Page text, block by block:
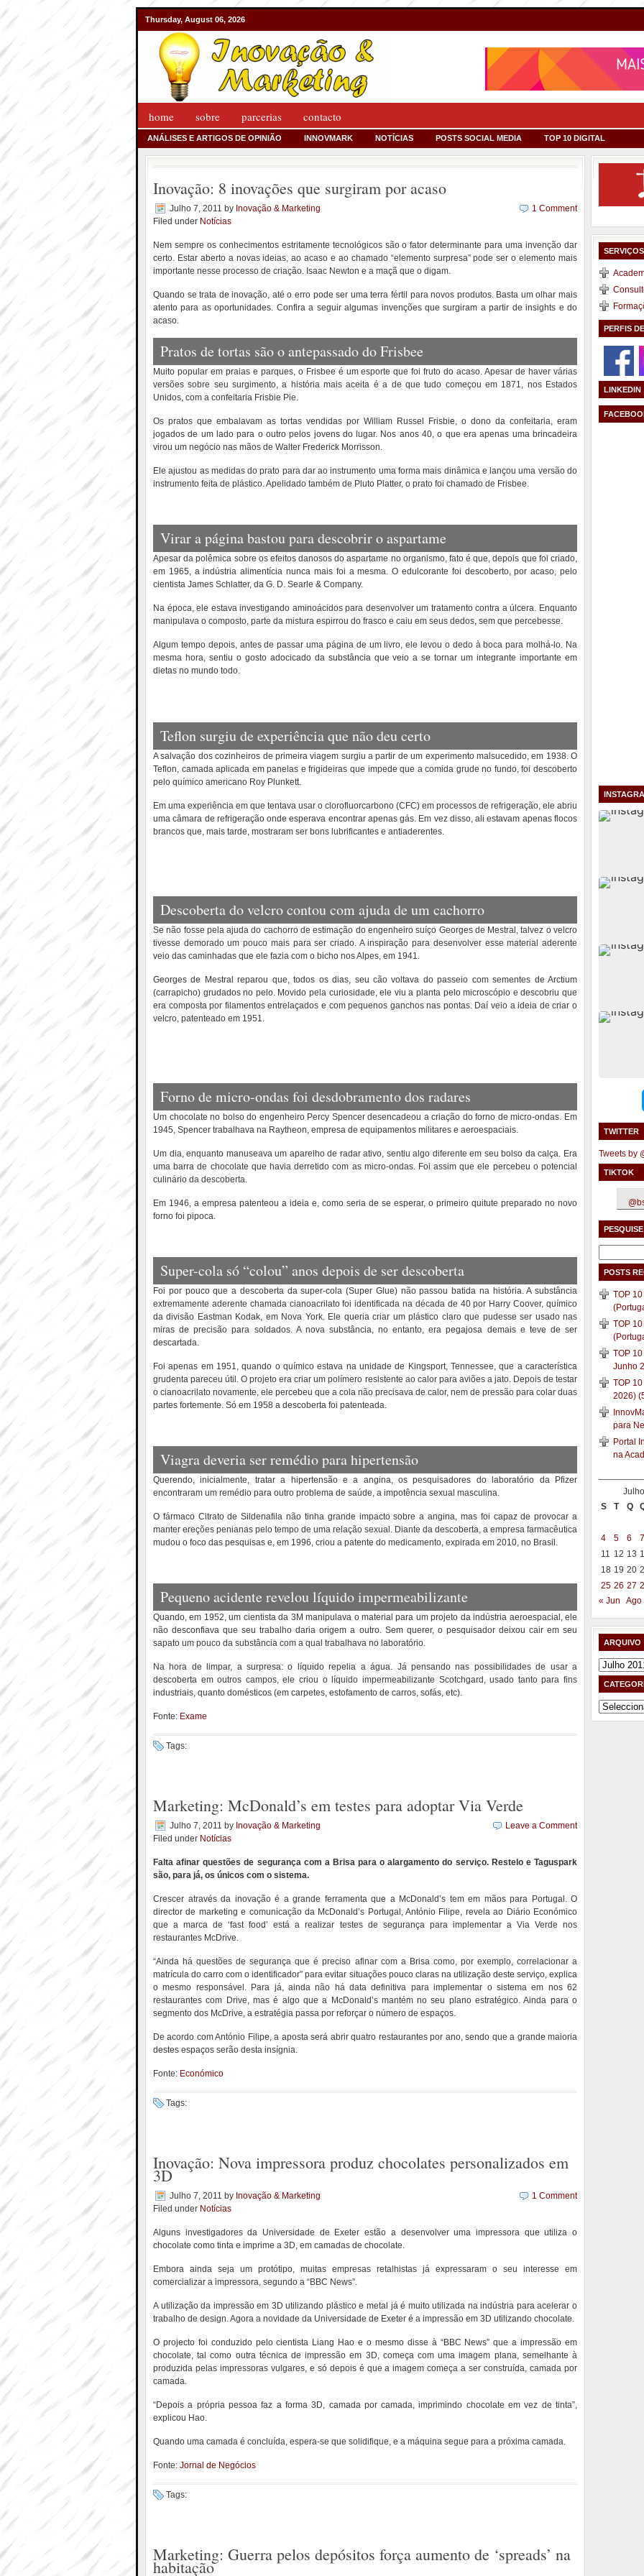
Thursday, August 06, 2026
home sobre parcerias contacto
ANÁLISES E ARTIGOS DE OPINIÃO INNOVMARK NOTÍCIAS POSTS SOCIAL MEDIA TOP 10 DIGITAL
Inovação: 8 inovações que surgiram por acaso
Julho 7, 2011 by Inovação & Marketing
Filed under Notícias
1 Comment
Nem sempre os conhecimentos estritamente tecnológicos são o fator determinante para uma invenção dar
certo. Estar aberto a novas ideias, ao acaso e ao chamado “elemento surpresa” pode ser o elemento mais
importante nesse processo de criação. Isaac Newton e a maçã que o digam.
Quando se trata de inovação, até o erro pode ser uma terra fértil para novos produtos. Basta um olhar mais
atento para as oportunidades. Confira a seguir algumas invenções que surgiram a partir de insights e do
acaso.
Pratos de tortas são o antepassado do Frisbee
Muito popular em praias e parques, o Frisbee é um esporte que foi fruto do acaso. Apesar de haver várias
versões sobre seu surgimento, a história mais aceita é a de que tudo começou em 1871, nos Estados
Unidos, com a confeitaria Frisbie Pie.
Os pratos que embalavam as tortas vendidas por William Russel Frisbie, o dono da confeitaria, eram
jogados de um lado para o outro pelos jovens do lugar. Nos anos 40, o que era apenas uma brincadeira
virou um negócio nas mãos de Walter Frederick Morrisson.
Ele ajustou as medidas do prato para dar ao instrumento uma forma mais dinâmica e lançou uma versão do
instrumento feita de plástico. Apelidado também de Pluto Platter, o prato foi chamado de Frisbee.
Virar a página bastou para descobrir o aspartame
Apesar da polêmica sobre os efeitos danosos do aspartame no organismo, fato é que, depois que foi criado,
em 1965, a indústria alimentícia nunca mais foi a mesma. O edulcorante foi descoberto, por acaso, pelo
cientista James Schlatter, da G. D. Searle & Company.
Na época, ele estava investigando aminoácidos para desenvolver um tratamento contra a úlcera. Enquanto
manipulava o composto, parte da mistura espirrou do frasco e caiu em seus dedos, sem que percebesse.
Algum tempo depois, antes de passar uma página de um livro, ele levou o dedo à boca para molhá-lo. Na
mesma hora, sentiu o gosto adocicado da substância que veio a se tornar um integrante importante em
dietas no mundo todo.
Teflon surgiu de experiência que não deu certo
A salvação dos cozinheiros de primeira viagem surgiu a partir de um experimento malsucedido, em 1938. O
Teflon, camada aplicada em panelas e frigideiras que impede que a comida grude no fundo, foi descoberto
pelo químico americano Roy Plunkett.
Em uma experiência em que tentava usar o clorofluorcarbono (CFC) em processos de refrigeração, ele abriu
uma câmara de refrigeração onde esperava encontrar apenas gás. Em vez disso, ali estavam apenas flocos
brancos que, mais tarde, mostraram ser bons lubrificantes e antiaderentes.
Descoberta do velcro contou com ajuda de um cachorro
Se não fosse pela ajuda do cachorro de estimação do engenheiro suíço Georges de Mestral, talvez o velcro
tivesse demorado um pouco mais para ser criado. A inspiração para desenvolver esse material aderente
veio das caminhadas que ele fazia com o bicho nos Alpes, em 1941.
Georges de Mestral reparou que, todos os dias, seu cão voltava do passeio com sementes de Arctium
(carrapicho) grudados no pelo. Movido pela curiosidade, ele viu a planta pelo microscópio e descobriu que
era composta por filamentos entrelaçados e com pequenos ganchos nas pontas. Daí veio a ideia de criar o
velcro, patenteado em 1951.
Forno de micro-ondas foi desdobramento dos radares
Um chocolate no bolso do engenheiro Percy Spencer desencadeou a criação do forno de micro-ondas. Em
1945, Spencer trabalhava na Raytheon, empresa de equipamentos militares e aeroespaciais.
Um dia, enquanto manuseava um aparelho de radar ativo, sentiu algo diferente em seu bolso da calça. Era
uma barra de chocolate que havia derretido com as micro-ondas. Foi assim que ele percebeu o potencial
culinário da descoberta.
Em 1946, a empresa patenteou a ideia e, como seria de se esperar, o primeiro quitute preparado no novo
forno foi pipoca.
Super-cola só “colou” anos depois de ser descoberta
Foi por pouco que a descoberta da super-cola (Super Glue) não passou batida na história. A substância
extremamente aderente chamada cianoacrilato foi identificada na década de 40 por Harry Coover, químico
da divisão Eastman Kodak, em Nova York. Ele queria criar um plástico claro que pudesse ser usado nas
miras de precisão para soldados. A nova substância, no entanto, era pegajosa demais e teve de ser
descartada.
Foi apenas em 1951, quando o químico estava na unidade de Kingsport, Tennessee, que a característica
grudenta pareceu útil. O projeto era criar um polímero resistente ao calor para aviões a jato. Depois de testar
o cianoacrilato novamente, ele percebeu que a cola não precisava de calor, nem de pressão para colar duas
partes fortemente. Só em 1958 a descoberta foi patenteada.
Viagra deveria ser remédio para hipertensão
Querendo, inicialmente, tratar a hipertensão e a angina, os pesquisadores do laboratório da Pfizer
encontraram um remédio para outro problema de saúde, a impotência sexual masculina.
O fármaco Citrato de Sildenafila não tinha grande impacto sobre a angina, mas foi capaz de provocar a
manter ereções penianas pelo tempo de uma relação sexual. Diante da descoberta, a empresa farmacêutica
mudou o foco das pesquisas e, em 1996, criou a patente do medicamento, expirada em 2010, no Brasil.
Pequeno acidente revelou líquido impermeabilizante
Quando, em 1952, um cientista da 3M manipulava o material para um projeto da indústria aeroespacial, ele
não desconfiava que seu trabalho daria origem a outro. Sem querer, o pesquisador deixou cair em seu
sapato um pouco da substância com a qual trabalhava no laboratório.
Na hora de limpar, a surpresa: o líquido repelia a água. Já pensando nas possibilidades de usar a
descoberta em outros campos, ele criou o líquido impermeabilizante Scotchgard, usado tanto para fins
industriais, quanto domésticos (em carpetes, estofamento de carros, sofás, etc).
Fonte: Exame
Tags:
Marketing: McDonald’s em testes para adoptar Via Verde
Julho 7, 2011 by Inovação & Marketing
Filed under Notícias
Leave a Comment
Falta afinar questões de segurança com a Brisa para o alargamento do serviço. Restelo e Taguspark
são, para já, os únicos com o sistema.
Crescer através da inovação é a grande ferramenta que a McDonald’s tem em mãos para Portugal. O
director de marketing e comunicação da McDonald’s Portugal, António Filipe, revela ao Diário Económico
que a marca de ‘fast food’ está a realizar testes de segurança para implementar a Via Verde nos
restaurantes McDrive.
“Ainda há questões de segurança que é preciso afinar com a Brisa como, por exemplo, correlacionar a
matrícula do carro com o identificador” para evitar situações pouco claras na utilização deste serviço, explica
o mesmo responsável. Para já, ainda não há data definitiva para implementar o sistema em nos 62
restaurantes com Drive, mas é algo que a McDonald’s mantém no seu plano estratégico. Ainda para o
segmento dos McDrive, a estratégia passa por reforçar o número de espaços.
De acordo com António Filipe, a aposta será abrir quatro restaurantes por ano, sendo que a grande maioria
destes espaços serão desta insígnia.
Fonte: Económico
Tags:
Inovação: Nova impressora produz chocolates personalizados em
3D
Julho 7, 2011 by Inovação & Marketing
Filed under Notícias
1 Comment
Alguns investigadores da Universidade de Exeter estão a desenvolver uma impressora que utiliza o
chocolate como tinta e imprime a 3D, em camadas de chocolate.
Embora ainda seja um protótipo, muitas empresas retalhistas já expressaram o seu interesse em
comercializar a impressora, segundo a “BBC News”.
A utilização da impressão em 3D utilizando plástico e metal já é muito utilizada na indústria para acelerar o
trabalho de design. Agora a novidade da Universidade de Exeter é a impressão em 3D utilizando chocolate.
O projecto foi conduzido pelo cientista Liang Hao e o mesmo disse à “BBC News” que a impressão em
chocolate, tal como outra técnica de impressão em 3D, começa com uma imagem plana, semelhante à
produzida pelas impressoras vulgares, e só depois é que a imagem começa a ser construída, camada por
camada.
“Depois a própria pessoa faz a forma 3D, camada por camada, imprimindo chocolate em vez de tinta”,
explicou Hao.
Quando uma camada é concluída, espera-se que solidifique, e a máquina segue para a próxima camada.
Fonte: Jornal de Negócios
Tags:
Marketing: Guerra pelos depósitos força aumento de ‘spreads’ na
habitação
PERFIS
LINKEDIN
TWITTER
Tweets by
TIKTOK
por:
POSTS
TOP
TOP
TOP
Junho
TOP
2026)
para
Portal
na
S
T Q
4 5 6
7
11 12 13
18 19 20
25 26 27
« Jun
Ago
ARQUIVO
Arquivo
Categorias